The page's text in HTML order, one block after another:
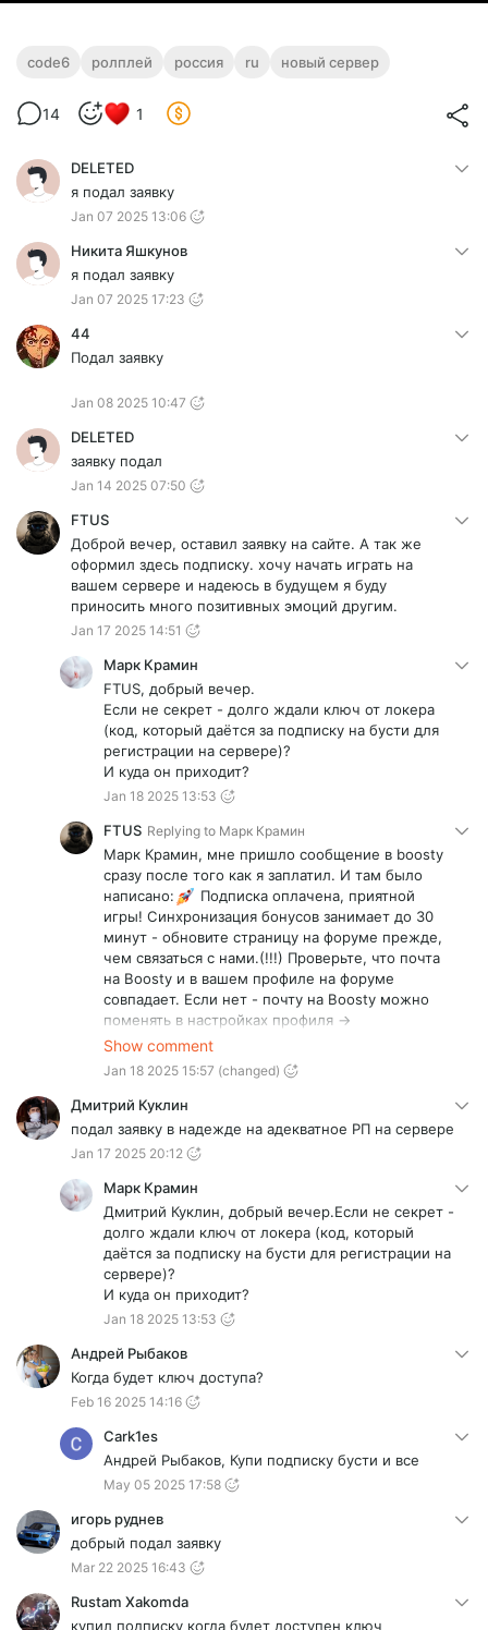
code6 ролплей россия ru новый сервер
14 1
DELETED
я подал заявку
Jan 07 2025 13:06
Никита Яшкунов
я подал заявку
Jan 07 2025 17:23
44
Подал заявку
Jan 08 2025 10:47
DELETED
заявку подал
Jan 14 2025 07:50
FTUS
Доброй вечер, оставил заявку на сайте. А так же
оформил здесь подписку. хочу начать играть на
вашем сервере и надеюсь в будущем я буду
приносить много позитивных эмоций другим.
Jan 17 2025 14:51
Марк Крамин
FTUS, добрый вечер.
Если не секрет - долго ждали ключ от локера
(код, который даётся за подписку на бусти для
регистрации на сервере)?
И куда он приходит?
Jan 18 2025 13:53
FTUS Replying to Марк Крамин
Марк Крамин, мне пришло сообщение в boosty
сразу после того как я заплатил. И там было
написано:
Подписка оплачена, приятной
игры! Синхронизация бонусов занимает до 30
минут - обновите страницу на форуме прежде,
чем связаться с нами.(!!!) Проверьте, что почта
на Boosty и в вашем профиле на форуме
совпадает. Если нет - почту на Boosty можно
поменять в настройках профиля ->
https://boosty.to/app/settings/edit
, после чего мы привяжем вашу подписку к
профилю.Если у вас возникнут сложности -
свяжитесь с нами в VK:
https://vk.me/yddyrp
Если будут вопросы пишите мне в личку в
дискорде (_ftus_)
Show comment
Jan 18 2025 15:57 (changed)
Дмитрий Куклин
подал заявку в надежде на адекватное РП на сервере
Jan 17 2025 20:12
Марк Крамин
Дмитрий Куклин, добрый вечер.Если не секрет -
долго ждали ключ от локера (код, который
даётся за подписку на бусти для регистрации на
сервере)?
И куда он приходит?
Jan 18 2025 13:53
Андрей Рыбаков
Когда будет ключ доступа?
Feb 16 2025 14:16
Cark1es
Андрей Рыбаков, Купи подписку бусти и все
May 05 2025 17:58
игорь руднев
добрый подал заявку
Mar 22 2025 16:43
Rustam Xakomda
купил подписку когда будет доступен ключ